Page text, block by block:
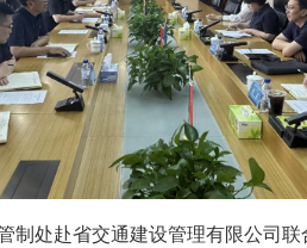
制处赴省交通建设管理有限公司联